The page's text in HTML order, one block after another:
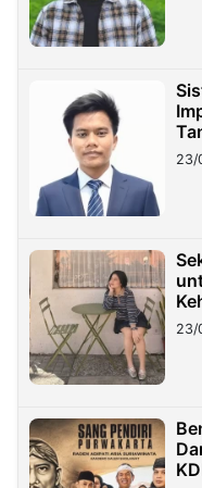
23/
23/